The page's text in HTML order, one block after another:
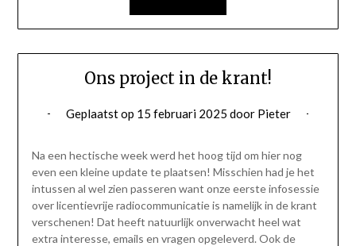
Ons project in de krant!
Geplaatst op 15 februari 2025 door Pieter
Na een hectische week werd het hoog tijd om hier nog
even een kleine update te plaatsen! Misschien had je het
intussen al wel zien passeren want onze eerste infosessie
over licentievrije radiocommunicatie is namelijk in de krant
verschenen! Dat heeft natuurlijk onverwacht heel wat
extra interesse, emails en vragen opgeleverd. Ook de